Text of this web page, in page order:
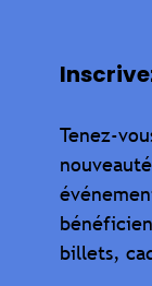
Tenez-
billets,